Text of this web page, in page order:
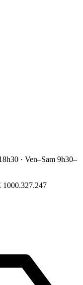
· Ven–Sam 9h30–